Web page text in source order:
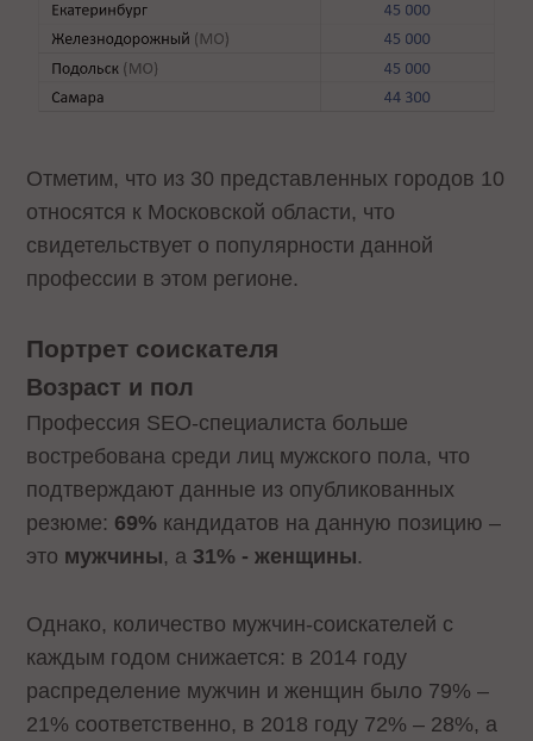
Отметим, что из 30 представленных городов 10
относятся к Московской области, что
свидетельствует о популярности данной
профессии в этом регионе.
Портрет соискателя
Возраст и пол
Профессия SEO-специалиста больше
востребована среди лиц мужского пола, что
подтверждают данные из опубликованных
резюме: 69% кандидатов на данную позицию –
это мужчины, а 31% - женщины.
Однако, количество мужчин-соискателей с
каждым годом снижается: в 2014 году
распределение мужчин и женщин было 79% –
21% соответственно, в 2018 году 72% – 28%, а